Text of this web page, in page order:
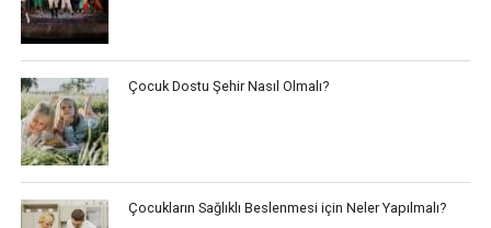
Çocuk Dostu Şehir Nasıl Olmalı?
Çocukların Sağlıklı Beslenmesi için Neler Yapılmalı?